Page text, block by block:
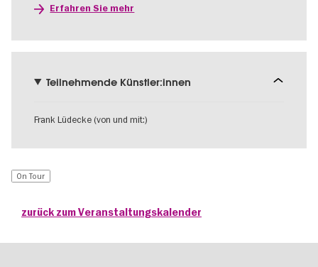
Erfahren Sie mehr
Teilnehmende Künstler:innen
Frank Lüdecke (von und mit:)
On Tour
zurück zum Veranstaltungskalender